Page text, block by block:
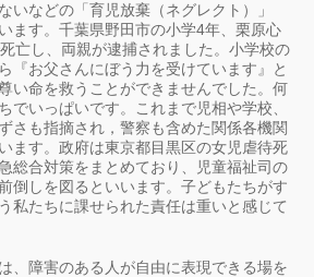
いなどの「育児放棄（ネグレクト）」
ます。千葉県野田市の小学4年、栗原心
亡し、両親が逮捕されました。小学校の
『お父さんにぼう力を受けています』と
い命を救うことができませんでした。何
でいっぱいです。これまで児相や学校、
さも指摘され，警察も含めた関係各機関
ます。政府は東京都目黒区の女児虐待死
総合対策をまとめており、児童福祉司の
倒しを図るといいます。子どもたちがす
私たちに課せられた責任は重いと感じて
、障害のある人が自由に表現できる場を